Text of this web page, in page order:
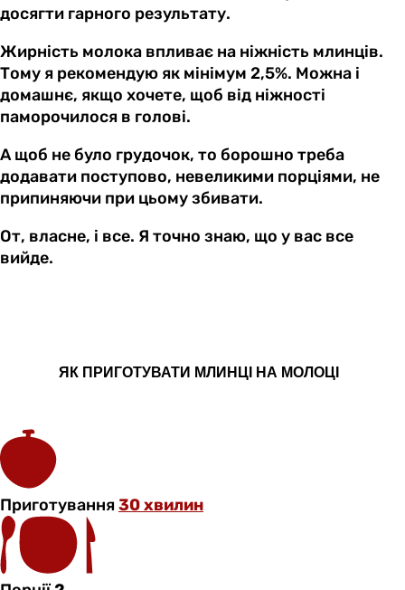
досягти гарного результату.
Жирність молока впливає на ніжність млинців.
Тому я рекомендую як мінімум 2,5%. Можна і
домашнє, якщо хочете, щоб від ніжності
паморочилося в голові.
А щоб не було грудочок, то борошно треба
додавати поступово, невеликими порціями, не
припиняючи при цьому збивати.
От, власне, і все. Я точно знаю, що у вас все
вийде.
ЯК ПРИГОТУВАТИ МЛИНЦІ НА МОЛОЦІ
Приготування30 хвилин